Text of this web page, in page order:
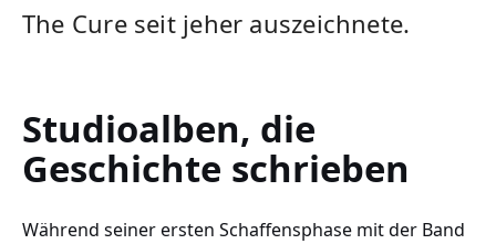
The Cure seit jeher auszeichnete.
Studioalben, die
Geschichte schrieben
Während seiner ersten Schaffensphase mit der Band